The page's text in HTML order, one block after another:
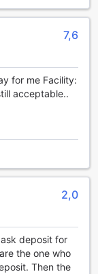
7,6
for me Facility:
acceptable..
2,0
deposit for
the one who
Then the